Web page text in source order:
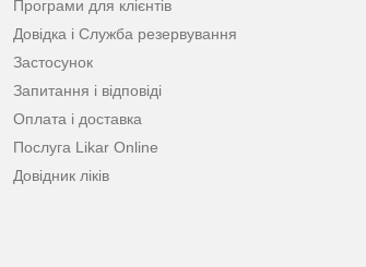
Програми для клієнтів
Довідка і Служба резервування
Застосунок
Запитання і відповіді
Оплата і доставка
Послуга Likar Online
Довідник ліків